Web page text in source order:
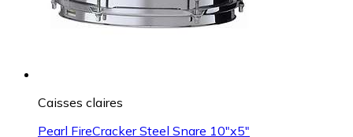
Caisses claires
Pearl FireCracker Steel Snare 10"x5"